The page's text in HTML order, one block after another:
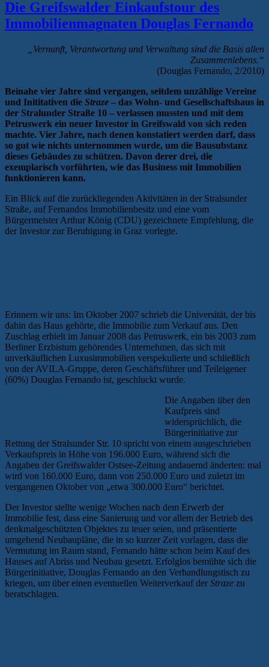
Die Greifswalder Einkaufstour des
Immobilienmagnaten Douglas Fernando
„Vernunft, Verantwortung und Verwaltung sind die Basis allen
Zusammenlebens.“
(Douglas Fernando, 2/2010)
Beinahe vier Jahre sind vergangen, seitdem unzählige Vereine
und Inititativen die Straze – das Wohn- und Gesellschaftshaus in
der Stralunder Straße 10 – verlassen mussten und mit dem
Petruswerk ein neuer Investor in Greifswald von sich reden
machte. Vier Jahre, nach denen konstatiert werden darf, dass
so gut wie nichts unternommen wurde, um die Bausubstanz
dieses Gebäudes zu schützen. Davon derer drei, die
exemplarisch vorführten, wie das Business mit Immobilien
funktionieren kann.
Ein Blick auf die zurückliegenden Aktivitäten in der Stralsunder
Straße, auf Fernandos Immobilienbesitz und eine vom
Bürgermeister Arthur König (CDU) gezeichnete Empfehlung, die
der Investor zur Beruhigung in Graz vorlegte.
Erinnern wir uns: Im Oktober 2007 schrieb die Universität, der bis
dahin das Haus gehörte, die Immobilie zum Verkauf aus. Den
Zuschlag erhielt im Januar 2008 das Petruswerk, ein bis 2003 zum
Berliner Erzbistum gehörendes Unternehmen, das sich mit
unverkäuflichen Luxusimmobilien verspekulierte und schließlich
von der AVILA-Gruppe, deren Geschäftsführer und Teileigener
(60%) Douglas Fernando ist, geschluckt wurde.
Die Angaben über den
Kaufpreis sind
widersprüchlich, die
Bürgerinitiative zur
Rettung der Stralsunder Str. 10 spricht von einem ausgeschrieben
Verkaufspreis in Höhe von 196.000 Euro, während sich die
Angaben der Greifswalder Ostsee-Zeitung andauernd änderten: mal
wird von 160.000 Euro, dann von 250.000 Euro und zuletzt im
vergangenen Oktober von „etwa 300.000 Euro“ berichtet.
Der Investor stellte wenige Wochen nach dem Erwerb der
Immobilie fest, dass eine Sanierung und vor allem der Betrieb des
denkmalgeschützten Objektes zu teuer seien, und präsentierte
umgehend Neubaupläne, die in so kurzer Zeit vorlagen, dass die
Vermutung im Raum stand, Fernando hätte schon beim Kauf des
Hauses auf Abriss und Neubau gesetzt. Erfolglos bemühte sich die
Bürgerinitiative, Douglas Fernando an den Verhandlungstisch zu
kriegen, um über einen eventuellen Weiterverkauf der Straze zu
beratschlagen.